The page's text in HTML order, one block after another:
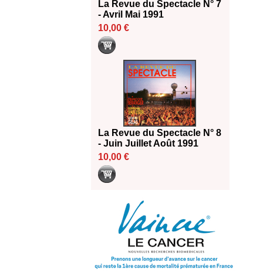
La Revue du Spectacle N° 7
- Avril Mai 1991
10,00 €
La Revue du Spectacle N° 8
- Juin Juillet Août 1991
10,00 €